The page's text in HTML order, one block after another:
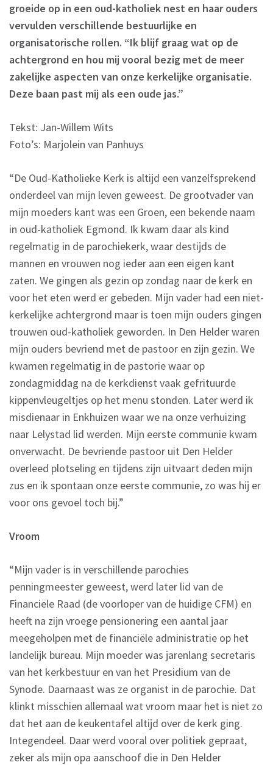
groeide op in een oud-katholiek nest en haar ouders
vervulden verschillende bestuurlijke en
organisatorische rollen. “Ik blijf graag wat op de
achtergrond en hou mij vooral bezig met de meer
zakelijke aspecten van onze kerkelijke organisatie.
Deze baan past mij als een oude jas.”
Tekst: Jan-Willem Wits
Foto’s: Marjolein van Panhuys
“De Oud-Katholieke Kerk is altijd een vanzelfsprekend
onderdeel van mijn leven geweest. De grootvader van
mijn moeders kant was een Groen, een bekende naam
in oud-katholiek Egmond. Ik kwam daar als kind
regelmatig in de parochiekerk, waar destijds de
mannen en vrouwen nog ieder aan een eigen kant
zaten. We gingen als gezin op zondag naar de kerk en
voor het eten werd er gebeden. Mijn vader had een niet-
kerkelijke achtergrond maar is toen mijn ouders gingen
trouwen oud-katholiek geworden. In Den Helder waren
mijn ouders bevriend met de pastoor en zijn gezin. We
kwamen regelmatig in de pastorie waar op
zondagmiddag na de kerkdienst vaak gefrituurde
kippenvleugeltjes op het menu stonden. Later werd ik
misdienaar in Enkhuizen waar we na onze verhuizing
naar Lelystad lid werden. Mijn eerste communie kwam
onverwacht. De bevriende pastoor uit Den Helder
overleed plotseling en tijdens zijn uitvaart deden mijn
zus en ik spontaan onze eerste communie, zo was hij er
voor ons gevoel toch bij.”
Vroom
“Mijn vader is in verschillende parochies
penningmeester geweest, werd later lid van de
Financiële Raad (de voorloper van de huidige CFM) en
heeft na zijn vroege pensionering een aantal jaar
meegeholpen met de financiële administratie op het
landelijk bureau. Mijn moeder was jarenlang secretaris
van het kerkbestuur en van het Presidium van de
Synode. Daarnaast was ze organist in de parochie. Dat
klinkt misschien allemaal wat vroom maar het is niet zo
dat het aan de keukentafel altijd over de kerk ging.
Integendeel. Daar werd vooral over politiek gepraat,
zeker als mijn opa aanschoof die in Den Helder